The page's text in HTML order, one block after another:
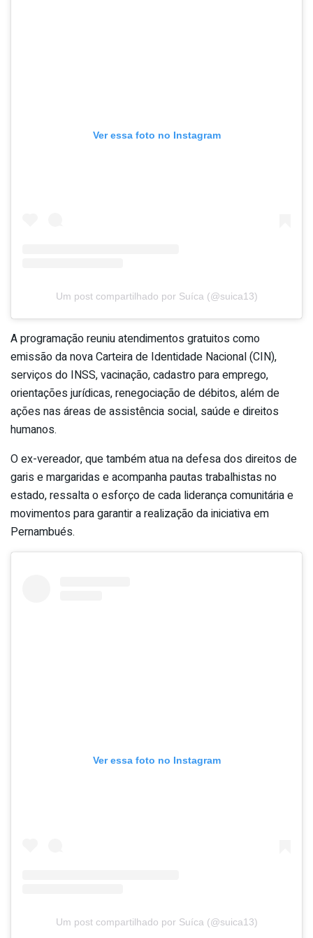
Ver essa foto no Instagram
Um post compartilhado por Suíca (@suica13)
A programação reuniu atendimentos gratuitos como
emissão da nova Carteira de Identidade Nacional (CIN),
serviços do INSS, vacinação, cadastro para emprego,
orientações jurídicas, renegociação de débitos, além de
ações nas áreas de assistência social, saúde e direitos
humanos.
O ex-vereador, que também atua na defesa dos direitos de
garis e margaridas e acompanha pautas trabalhistas no
estado, ressalta o esforço de cada liderança comunitária e
movimentos para garantir a realização da iniciativa em
Pernambués.
Ver essa foto no Instagram
Um post compartilhado por Suíca (@suica13)